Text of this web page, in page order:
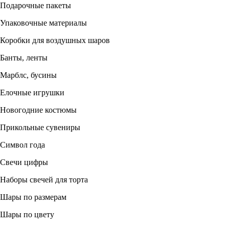
Подарочные пакеты
Упаковочные материалы
Коробки для воздушных шаров
Банты, ленты
Марблс, бусины
Елочные игрушки
Новогодние костюмы
Прикольные сувениры
Символ года
Свечи цифры
Наборы свечей для торта
Шары по размерам
Шары по цвету